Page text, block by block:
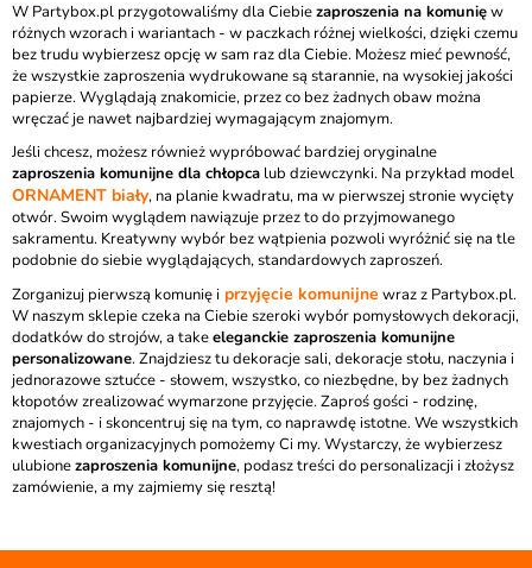
W Partybox.pl przygotowaliśmy dla Ciebiezaproszenia na komunięw
różnych wzorach i wariantach - w paczkach różnej wielkości, dzięki czemu
bez trudu wybierzesz opcję w sam raz dla Ciebie. Możesz mieć pewność,
że wszystkie zaproszenia wydrukowane są starannie, na wysokiej jakości
papierze. Wyglądają znakomicie, przez co bez żadnych obaw można
wręczać je nawet najbardziej wymagającym znajomym.
Jeśli chcesz, możesz również wypróbować bardziej oryginalne
zaproszenia komunijne dla chłopca lub dziewczynki. Na przykład model
ORNAMENT biały, na planie kwadratu, ma w pierwszej stronie wycięty
otwór. Swoim wyglądem nawiązuje przez to do przyjmowanego
sakramentu. Kreatywny wybór bez wątpienia pozwoli wyróżnić się na tle
podobnie do siebie wyglądających, standardowych zaproszeń.
Zorganizuj pierwszą komunię i przyjęcie komunijne wraz z Partybox.pl.
W naszym sklepie czeka na Ciebie szeroki wybór pomysłowych dekoracji,
dodatków do strojów, a takeeleganckie zaproszenia komunijne
personalizowane. Znajdziesz tu dekoracje sali, dekoracje stołu, naczynia i
jednorazowe sztućce - słowem, wszystko, co niezbędne, by bez żadnych
kłopotów zrealizować wymarzone przyjęcie. Zaproś gości - rodzinę,
znajomych - i skoncentruj się na tym, co naprawdę istotne. We wszystkich
kwestiach organizacyjnych pomożemy Ci my. Wystarczy, że wybierzesz
ulubionezaproszenia komunijne, podasz treści do personalizacji i złożysz
zamówienie, a my zajmiemy się resztą!